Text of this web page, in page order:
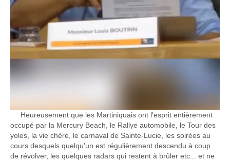
Heureusement que les Martiniquais ont l'esprit entièrement
occupé par la Mercury Beach, le Rallye automobile, le Tour des
yoles, la vie chère, le carnaval de Sainte-Lucie, les soirées au
cours desquels quelqu'un est régulièrement descendu à coup
de révolver, les quelques radars qui restent à brûler etc... et ne